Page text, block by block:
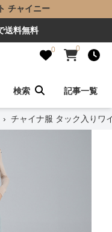
チャイニー
送料無料
0 0
検索 記事一覧
› チャイナ服 タック入りワ